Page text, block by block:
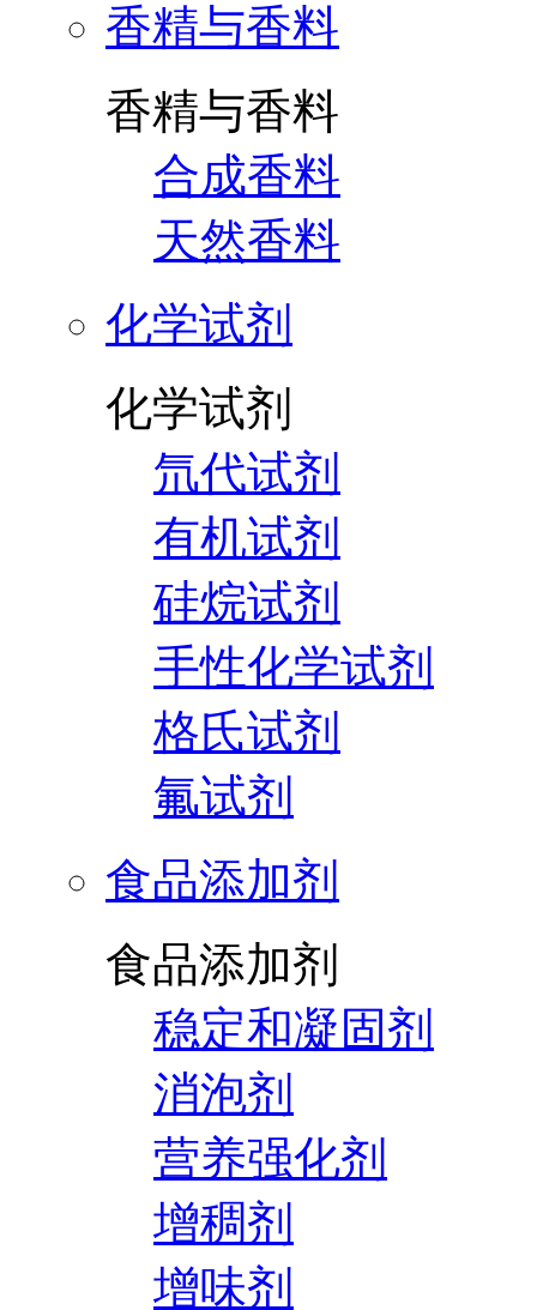
香精与香料
香精与香料
合成香料
天然香料
化学试剂
化学试剂
氘代试剂
有机试剂
硅烷试剂
手性化学试剂
格氏试剂
氟试剂
食品添加剂
食品添加剂
稳定和凝固剂
消泡剂
营养强化剂
增稠剂
增味剂